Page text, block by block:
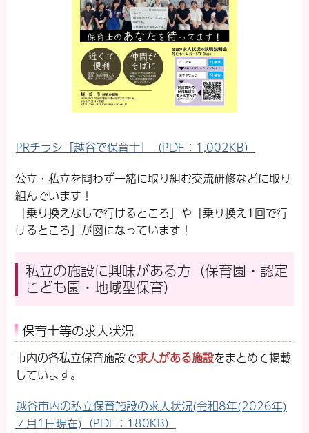
PRチラシ「越谷で保育士」（PDF：1,002KB）
公立・私立を問わず一緒に取り組む交流研修などに取り
組んでいます！
「乗り換えなしで行けるところ」や「乗り換え1回で行
けるところ」が図になっています！
私立の施設に興味がある方（保育園・認定
こども園・地域型保育）
保育士等の求人状況
市内の各私立保育施設で求人がある施設をまとめて掲載
しています。
越谷市内の私立保育施設の求人状況(令和8年(2026年)
７月1日現在)（PDF：180KB）